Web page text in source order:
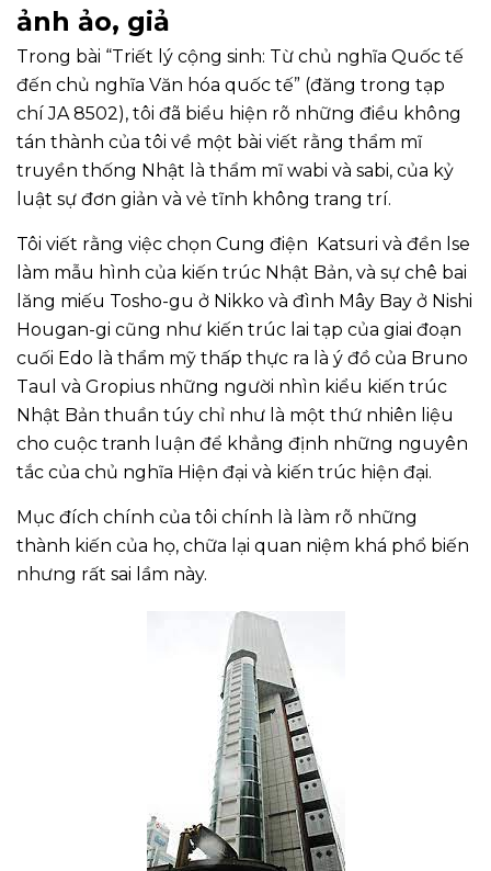
ảnh ảo, giả
Trong bài “Triết lý cộng sinh: Từ chủ nghĩa Quốc tế
đến chủ nghĩa Văn hóa quốc tế” (đăng trong tạp
chí JA 8502), tôi đã biểu hiện rõ những điều không
tán thành của tôi về một bài viết rằng thẩm mĩ
truyền thống Nhật là thẩm mĩ wabi và sabi, của kỷ
luật sự đơn giản và vẻ tĩnh không trang trí.
Tôi viết rằng việc chọn Cung điện Katsuri và đền lse
làm mẫu hình của kiến trúc Nhật Bản, và sự chê bai
lăng miếu Tosho-gu ở Nikko và đình Mây Bay ở Nishi
Hougan-gi cũng như kiến trúc lai tạp của giai đoạn
cuối Edo là thẩm mỹ thấp thực ra là ý đồ của Bruno
Taul và Gropius những người nhìn kiểu kiến trúc
Nhật Bản thuần túy chỉ như là một thứ nhiên liệu
cho cuộc tranh luận để khẳng định những nguyên
tắc của chủ nghĩa Hiện đại và kiến trúc hiện đại.
Mục đích chính của tôi chính là làm rõ những
thành kiến của họ, chữa lại quan niệm khá phổ biến
nhưng rất sai lầm này.